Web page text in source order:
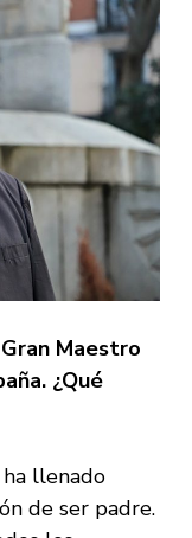
Maestro
¿Qué
llenado
de ser padre.